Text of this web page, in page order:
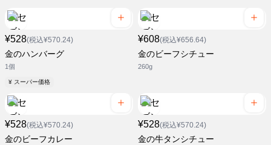
¥528(税込¥570.24)
金のハンバーグ
1個
¥ スーパー価格
¥608(税込¥656.64)
金のビーフシチュー
260g
¥528(税込¥570.24)
金のビーフカレー
¥528(税込¥570.24)
金の牛タンシチュー